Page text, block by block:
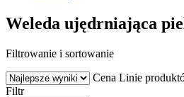
Weleda ujędrniająca
Filtrowanie i sortowanie
Cena Linie
Filtr